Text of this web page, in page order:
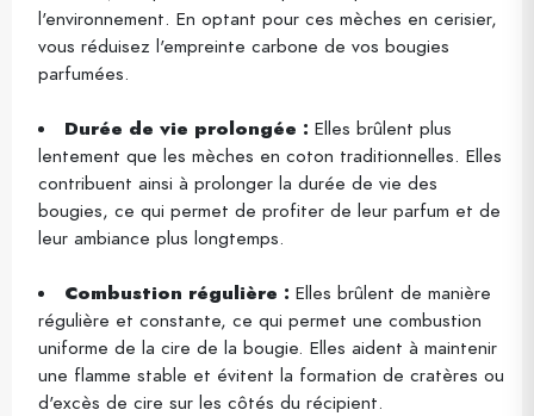
l'environnement. En optant pour ces mèches en cerisier,
vous réduisez l'empreinte carbone de vos bougies
parfumées.
Durée de vie prolongée : Elles brûlent plus
lentement que les mèches en coton traditionnelles. Elles
contribuent ainsi à prolonger la durée de vie des
bougies, ce qui permet de profiter de leur parfum et de
leur ambiance plus longtemps.
Combustion régulière : Elles brûlent de manière
régulière et constante, ce qui permet une combustion
uniforme de la cire de la bougie. Elles aident à maintenir
une flamme stable et évitent la formation de cratères ou
d'excès de cire sur les côtés du récipient.